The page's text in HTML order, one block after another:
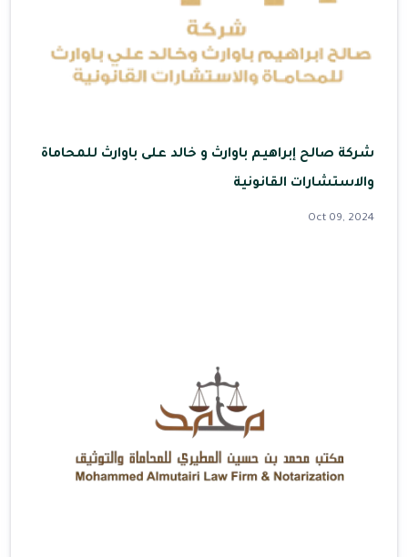
شركة صالح إبراهيم باوارث و خالد على باوارث للمحاماة
والاستشارات القانونية
Oct 09, 2024